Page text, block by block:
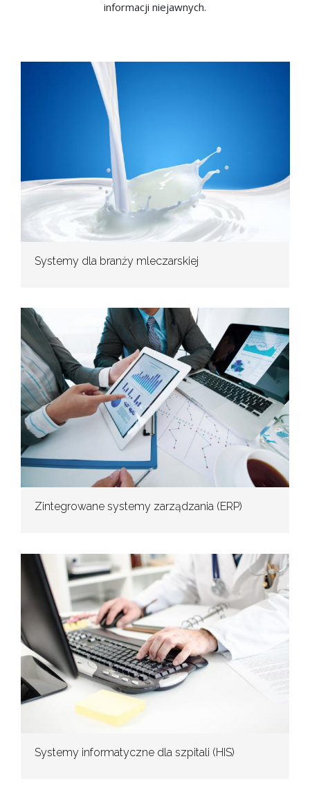
informacji niejawnych.
Systemy dla branży mleczarskiej
Zintegrowane systemy zarządzania (ERP)
Systemy informatyczne dla szpitali (HIS)